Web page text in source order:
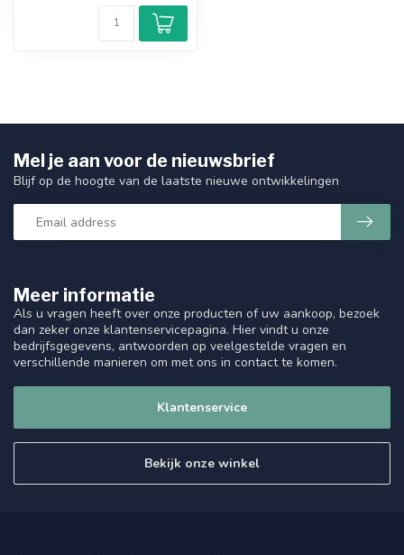
Meer informatie
Als u vragen heeft over onze producten of uw aankoop, bezoek
dan zeker onze klantenservicepagina. Hier vindt u onze
bedrijfsgegevens, antwoorden op veelgestelde vragen en
verschillende manieren om met ons in contact te komen.
Klantenservice
Bekijk onze winkel
Mel je aan voor de nieuwsbrief
Blijf op de hoogte van de laatste nieuwe ontwikkelingen